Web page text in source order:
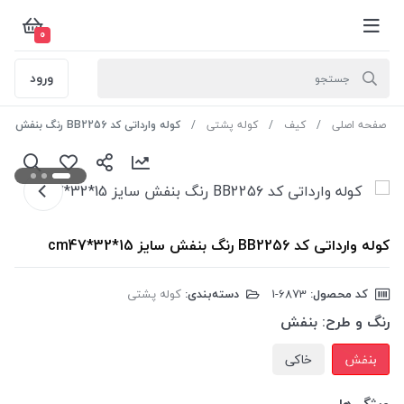
0
ورود
صفحه اصلی کیف کوله پشتی کوله وارداتی کد BB2256 رنگ بنفش سایز cm47*32*15
کوله وارداتی کد BB2256 رنگ بنفش سایز cm47*32*15
کد محصول: دسته‌بندی: کوله پشتی
رنگ و طرح: بنفش
بنفش خاکی